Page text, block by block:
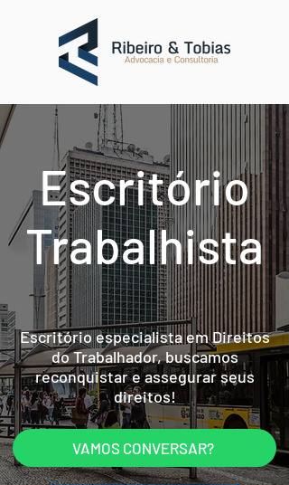
Escritório
Trabalhista
Escritório especialista em Direitos
do Trabalhador, buscamos
reconquistar e assegurar seus
direitos!
VAMOS CONVERSAR?